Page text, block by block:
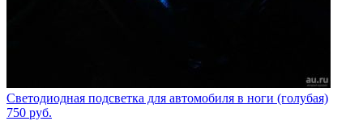
Светодиодная подсветка для автомобиля в ноги (голубая)
750 руб.